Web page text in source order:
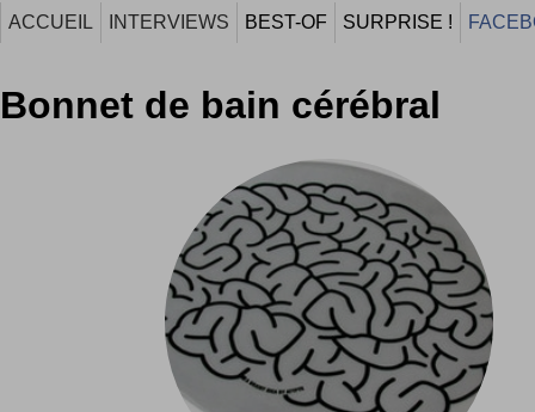
ACCUEIL INTERVIEWS BEST-OF SURPRISE !
Bonnet de bain cérébral